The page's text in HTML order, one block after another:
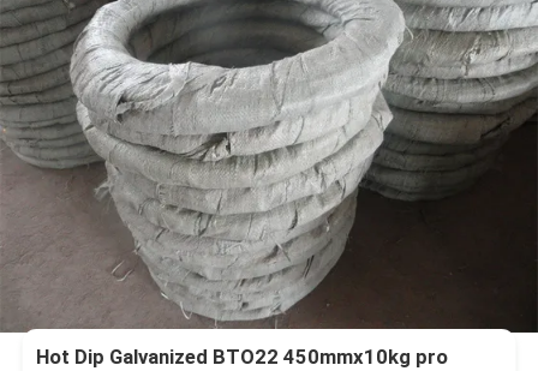
Hot Dip Galvanized BTO22 450mmx10kg pro